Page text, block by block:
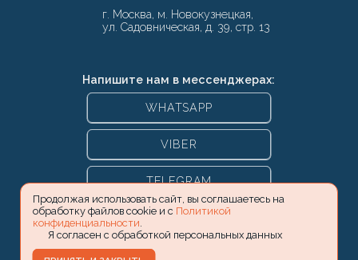
Продолжая использовать сайт, вы соглашаетесь на
обработку файлов cookie и с Политикой
конфиденциальности
Я согласен с обработкой персональных данных
г. Москва, м. Новокузнецкая,
ул. Садовническая, д. 39, стр. 13
Напишите нам в мессенджерах:
WHATSAPP
VIBER
TELEGRAM